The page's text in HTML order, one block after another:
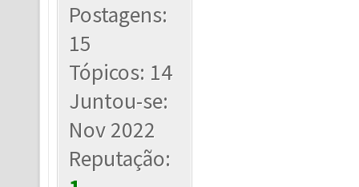
Postagens:
15
Tópicos: 14
Juntou-se:
Nov 2022
Reputação: